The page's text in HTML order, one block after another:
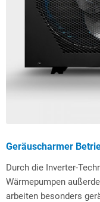
Geräuscharmer
Durch die Inverter-
Wärmepumpen
arbeiten besonders